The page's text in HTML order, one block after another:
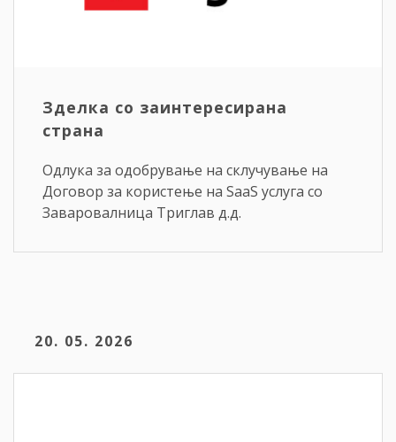
Зделка со заинтересирана
страна
Одлука за одобрување на склучување на
Договор за користење на SaaS услуга со
Заваровалница Триглав д.д.
20. 05. 2026